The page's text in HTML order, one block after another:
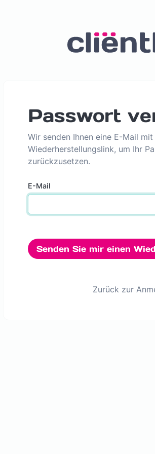
Passwort
Wir senden Ihnen eine E-Mail
Wiederherstellungslink, um Ihr
zurückzusetzen.
E-Mail
Senden Sie mir einen
Zurück zur